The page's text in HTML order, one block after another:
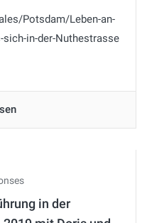
Potsdam/Leben-an-
in-der-Nuthestrasse
in der